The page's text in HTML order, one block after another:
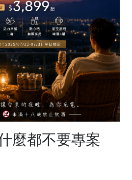
麼都不要專案